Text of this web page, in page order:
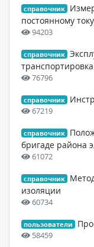
справочник
постоянному току
94203
справочник
76796
справочник
67219
справочник
бригаде района
61072
справочник
изоляции
60734
пользователи
58459